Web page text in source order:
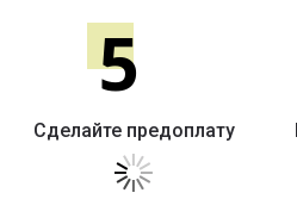
5
Сделайте предоплату